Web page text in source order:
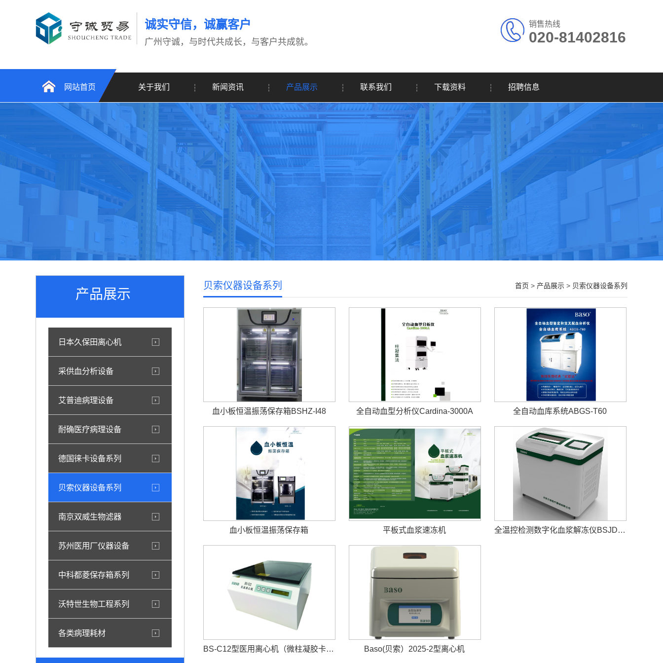
诚实守信，诚赢客户
广州守诚，与时代共成长，与客户共成就。
销售热线
020-81402816
网站首页 关于我们 新闻资讯 产品展示 联系我们 下载资料 招聘信息
产品展示
日本久保田离心机
采供血分析设备
艾普迪病理设备
耐确医疗病理设备
德国徕卡设备系列
贝索仪器设备系列
南京双威生物滤器
苏州医用厂仪器设备
中科都菱保存箱系列
沃特世生物工程系列
各类病理耗材
贝索仪器设备系列 首页 > 产品展示 > 贝索仪器设备系列
血小板恒温振荡保存箱BSHZ-I48 全自动血型分析仪Cardina-3000A 全自动血库系统ABGS-T60
血小板恒温振荡保存箱 平板式血浆速冻机 全温控检测数字化血浆解冻仪BSJD-I-22/T-01/BSJD-Y-32/12/S-18/06
BS-C12型医用离心机（微柱凝胶卡用） Baso(贝索）2025-2型离心机